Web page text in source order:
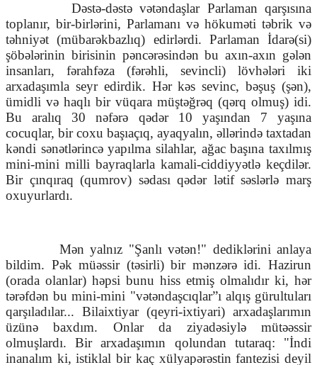
Dəstə-dəstə vətəndaşlar Parlaman qarşısına
toplanır, bir-birlərini, Parlamanı və hökuməti təbrik və
təhniyət (mübarəkbazlıq) edirlərdi. Parlaman İdarə(si)
şöbələrinin birisinin pəncərəsindən bu axın-axın gələn
insanları, fərahfəza (fərəhli, sevincli) lövhələri iki
arxadaşımla seyr edirdik. Hər kəs sevinc, bəşuş (şən),
ümidli və haqlı bir vüqara müştəğrəq (qərq olmuş) idi.
Bu aralıq 30 nəfərə qədər 10 yaşından 7 yaşına
cocuqlar, bir coxu başıaçıq, ayaqyalın, əllərində taxtadan
kəndi sənətlərincə yapılma silahlar, ağac başına taxılmış
mini-mini milli bayraqlarla kamali-ciddiyyətlə keçdilər.
Bir çınqıraq (qumrov) sədası qədər lətif səslərlə marş
oxuyurlardı.
Mən yalnız "Şanlı vətən!" dediklərini anlaya
bildim. Pək müəssir (təsirli) bir mənzərə idi. Hazirun
(orada olanlar) həpsi bunu hiss etmiş olmalıdır ki, hər
tərəfdən bu mini-mini "vətəndaşcıqlar”ı alqış gürultuları
qarşıladılar... Bilaixtiyar (qeyri-ixtiyari) arxadaşlarımın
üzünə baxdım. Onlar da ziyadəsiylə mütəəssir
olmuşlardı. Bir arxadaşımın qolundan tutaraq: "İndi
inanalım ki, istiklal bir kaç xülyapərəstin fantezisi deyil